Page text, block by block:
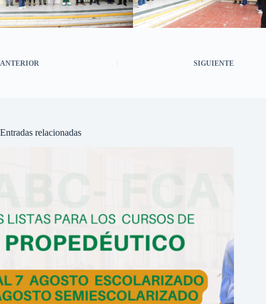
ANTERIOR SIGUIENTE
Entradas relacionadas